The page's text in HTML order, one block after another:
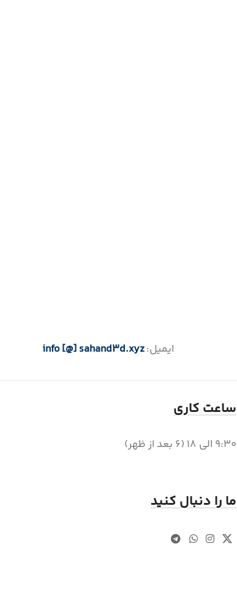
ایمیل:info [@] sahand3d.xyz
ساعت کاری
9:30 الی 18 (6 بعد از ظهر)
ما را دنبال کنید